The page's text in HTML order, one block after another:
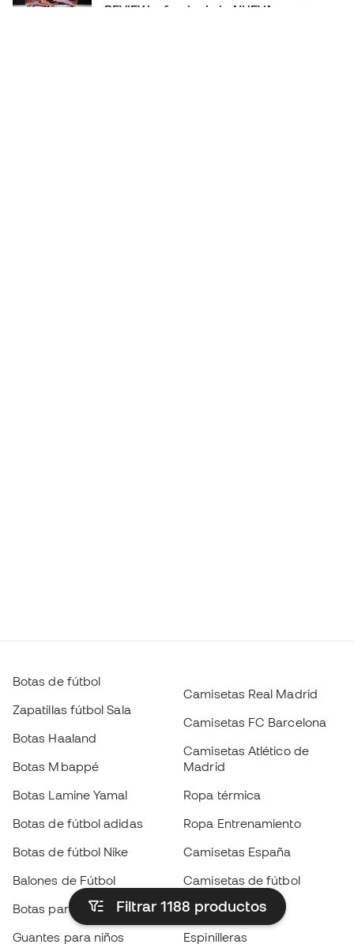
Filtrar 1188 productos
REVIEW a fondo de la NUEVA
Botas de fútbol
Zapatillas fútbol Sala
Botas Haaland
Botas Mbappé
Botas Lamine Yamal
Botas de fútbol adidas
Botas de fútbol Nike
Balones de Fútbol
Botas para niños
Guantes para niños
Camisetas Real Madrid
Camisetas FC Barcelona
Camisetas Atlético de
Madrid
Ropa térmica
Ropa Entrenamiento
Camisetas España
Camisetas de fútbol
Chubasqueros
Espinilleras